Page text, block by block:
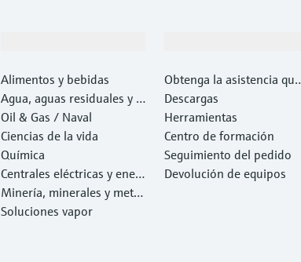
Alimentos y bebidas
Agua, aguas residuales y r
esiduos
Oil & Gas / Naval
Ciencias de la vida
Química
Centrales eléctricas y ener
gía
Minería, minerales y metal
es
Soluciones vapor
Obtenga la asistencia que
necesita con rapidez
Descargas
Herramientas
Centro de formación
Seguimiento del pedido
Devolución de equipos